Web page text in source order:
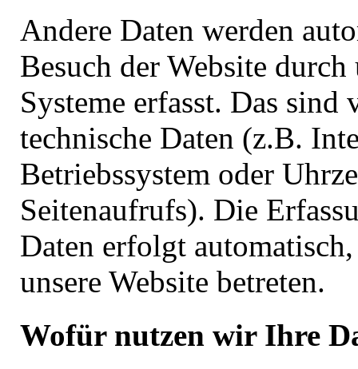
Andere Daten werden
Besuch der Website durch
Systeme erfasst. Das sind
technische Daten (z.B.
Betriebssystem oder
Seitenaufrufs). Die
Daten erfolgt
unsere Website betreten.
Wofür nutzen wir Ihre